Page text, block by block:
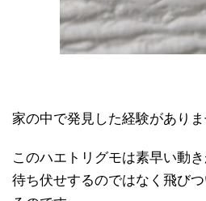
家の中で発見した経験がありま
このハエトリグモは素早い動
待ち伏せするのではなく飛び